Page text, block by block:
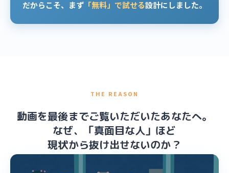
だからこそ、まず 「無料」で試せる設計にしました。
THE REASON
動画を最後までご覧いただいたあなたへ。
なぜ、「真面目な人」ほど
現状から抜け出せないのか？